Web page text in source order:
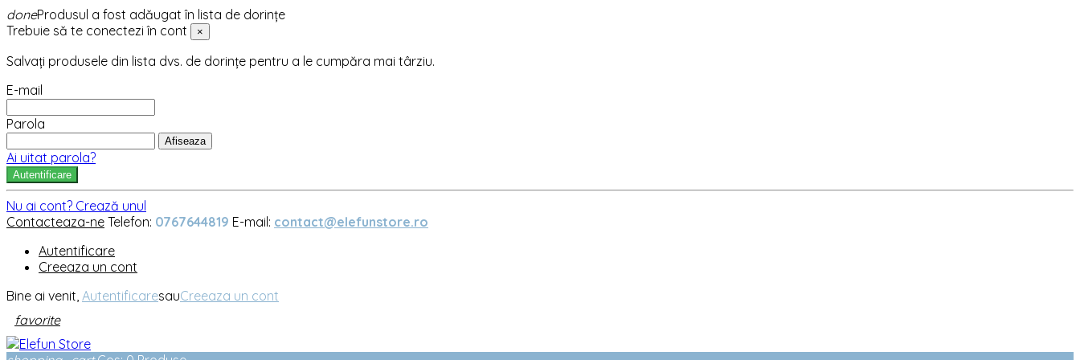
doneProdusul a fost adăugat în lista de dorințe
Trebuie să te conectezi în cont
×
Salvați produsele din lista dvs. de dorințe pentru a le cumpăra mai târziu.
E-mail
Parola
Afiseaza
Ai uitat parola?
Autentificare
Nu ai cont? Crează unul
Contacteaza-ne Telefon: 0767644819 E-mail: contact@elefunstore.ro
Autentificare
Creeaza un cont
Bine ai venit, AutentificaresauCreeaza un cont
favorite